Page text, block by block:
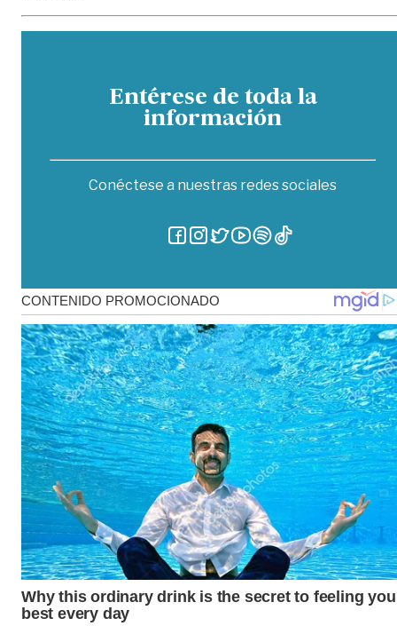
Entérese de toda la
información
Conéctese a nuestras redes sociales